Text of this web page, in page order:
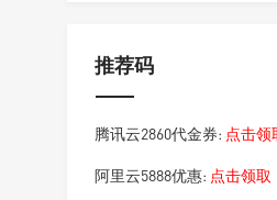
推荐码
腾讯云2860代金券: 点击领
阿里云5888优惠: 点击领取